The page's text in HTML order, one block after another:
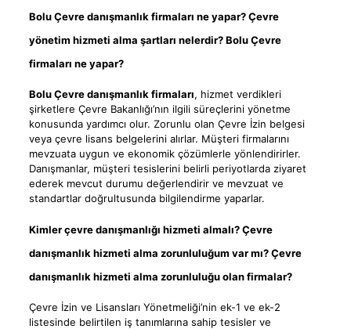
Bolu Çevre danışmanlık firmaları ne yapar? Çevre
yönetim hizmeti alma şartları nelerdir? Bolu Çevre
firmaları ne yapar?
Bolu Çevre danışmanlık firmaları, hizmet verdikleri
şirketlere Çevre Bakanlığı’nın ilgili süreçlerini yönetme
konusunda yardımcı olur. Zorunlu olan Çevre İzin belgesi
veya çevre lisans belgelerini alırlar. Müşteri firmalarını
mevzuata uygun ve ekonomik çözümlerle yönlendirirler.
Danışmanlar, müşteri tesislerini belirli periyotlarda ziyaret
ederek mevcut durumu değerlendirir ve mevzuat ve
standartlar doğrultusunda bilgilendirme yaparlar.
Kimler çevre danışmanlığı hizmeti almalı? Çevre
danışmanlık hizmeti alma zorunluluğum var mı? Çevre
danışmanlık hizmeti alma zorunluluğu olan firmalar?
Çevre İzin ve Lisansları Yönetmeliği’nin ek-1 ve ek-2
listesinde belirtilen iş tanımlarına sahip tesisler ve